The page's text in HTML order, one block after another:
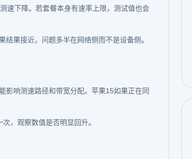
速下降。若套餐本身有速率上限，测试值也会
果接近，问题多半在网络侧而不是设备侧。
影响测速路径和带宽分配。苹果15如果正在同
，观察数值是否明显回升。